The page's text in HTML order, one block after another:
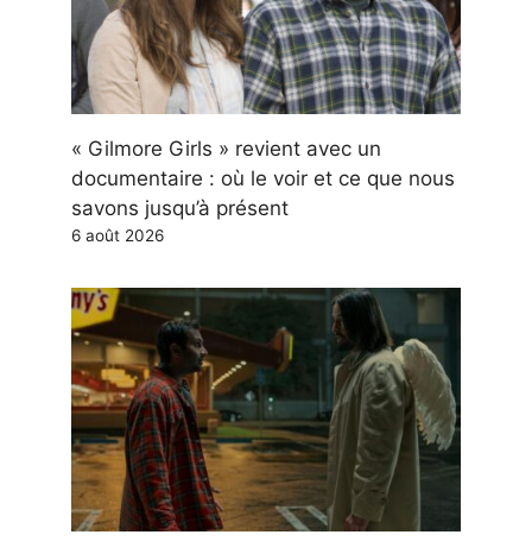
« Gilmore Girls » revient avec un
documentaire : où le voir et ce que nous
savons jusqu’à présent
6 août 2026